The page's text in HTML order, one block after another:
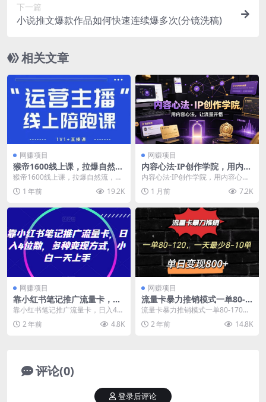
下一篇
小说推文爆款作品如何快速连续爆多次(分镜洗稿)
相关文章
网赚项目
猴帝1600线上课，拉爆自然
流，做懂流量的主播，新规政
策下，自然流破圈攻略【更新
7月】
猴帝1600线上课，拉爆自然流，做
懂流量的主播，新规政策下，自然
流破圈攻略【更新...
1 年前 19.2K
网赚项目
内容心法·IP创作学院，用内容
心法，让流量开悟
内容心法·IP创作学院，用内容心
法，让流量开悟 主讲人:无用之用
全网40万粉丝...
1 月前 7.2K
网赚项目
靠小红书笔记推广流量卡，日
入4位数，多种变现方式，小
白一天上手
靠小红书笔记推广流量卡，日入4位
数，多种变现方式，小白一天上手
一部手机即可操作...
2 年前 4.8K
网赚项目
流量卡暴力推销模式一单80-1
70元一天至少10单，单日变现
800元
流量卡暴力推销模式一单80-170元
一天至少10单，单日变现800元 内
容细致有...
2 年前 14.8K
评论(0)
登录后评论